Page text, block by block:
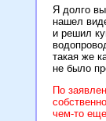
Я долго
нашел
и решил
такая же
не было
По
чем-то